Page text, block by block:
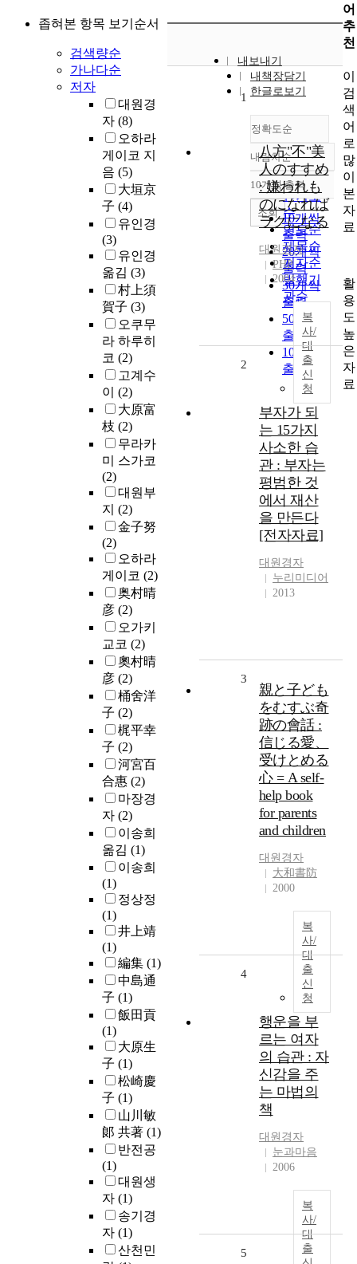
좁혀본 항목 보기순서
검색량순
가나다순
저자
대원경
자 (8)
오하라
게이코 지
음 (5)
大垣京
子 (4)
유인경
(3)
유인경
옮김 (3)
村上須
賀子 (3)
오쿠무
라 하루히
코 (2)
고계수
이 (2)
大原富
枝 (2)
무라카
미 스가코
(2)
대원부
지 (2)
金子努
(2)
오하라
게이코 (2)
奥村晴
彦 (2)
오가키
교코 (2)
奧村晴
彦 (2)
桶舍洋
子 (2)
梶平幸
子 (2)
河宮百
合惠 (2)
마장경
자 (2)
이송희
옮김 (1)
이송희
(1)
정상정
(1)
井上靖
(1)
編集 (1)
中島通
子 (1)
飯田貢
(1)
大原生
子 (1)
松崎慶
子 (1)
山川敏
郞 共著 (1)
반전공
(1)
대원생
자 (1)
송기경
자 (1)
산천민
내보내기
내책장담기
한글로보기
정확도순
정확도
순
인기도
순
연도순
제목순
저자순
발행기
관순
내림차순
내림차순
10개씩 출력
10개씩
출력
20개씩
출력
30개씩
출력
50개씩
출력
100개씩
출력
조회
1
八方"不"美
人のすすめ
: 嫌われも
のになれば
ラクになる
대원경자
PHP
2004
복
사/
대
출
신
청
2
부자가 되
는 15가지
사소한 습
관 : 부자는
평범한 것
에서 재산
을 만든다
[전자자료]
대원경자
누리미디어
2013
3
親と子ども
をむすぶ奇
跡の會話 :
信じる愛、
受けとめる
心 = A self-
help book
for parents
and children
대원경자
大和書防
2000
복
사/
대
출
신
청
4
행운을 부
르는 여자
의 습관 : 자
신감을 주
는 마법의
책
대원경자
눈과마음
2006
복
사/
대
출
5
어
추
천
이
검
색
어
로
많
이
본
자
료
활
용
도
높
은
자
료